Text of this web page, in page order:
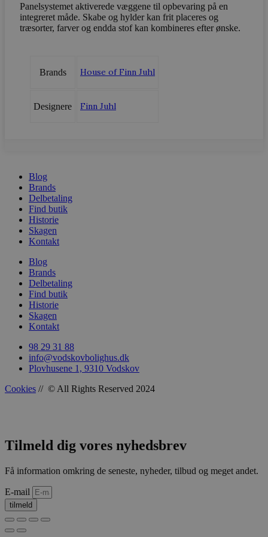
Panelsystemet aktiverede væggene til opbevaring på en
integreret måde. Skabe og hylder kan frit placeres og
træsorter, farver og endda stof kan kombineres efter ønske.
Brands House of Finn Juhl
Designere Finn Juhl
Blog
Brands
Delbetaling
Find butik
Historie
Skagen
Kontakt
Blog
Brands
Delbetaling
Find butik
Historie
Skagen
Kontakt
98 29 31 88
info@vodskovbolighus.dk
Plovhusene 1, 9310 Vodskov
Cookies // © All Rights Reserved 2024
Tilmeld dig vores nyhedsbrev
Få information omkring de seneste, nyheder, tilbud og meget andet.
E-mail
tilmeld